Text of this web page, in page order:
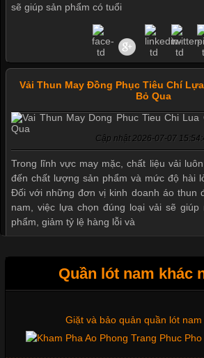
sẽ giúp sản phẩm có tuổi
Vải Thun May Đồng Phục Tiêu Chí
Bỏ Qua
Cập nhật 2026-07-07
Trong lĩnh vực may mặc, chất liệu vải
đến chất lượng sản phẩm và mức độ hài
Đối với những đơn vị kinh doanh áo thun
nam, việc lựa chọn đúng loại vải sẽ giúp
phẩm, giảm tỷ lệ hàng lỗi và
Quần lót nam khác
Mẫu quần short quần lót nam
Thị hiều quần lót nam bơi lội
Xu hướng thời trang trẻ và quần
Giặt và bảo quản quần lót